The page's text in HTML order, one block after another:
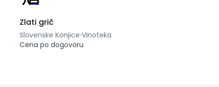
Zlati grič
Slovenske Konjice Vinoteka
Cena po dogovoru